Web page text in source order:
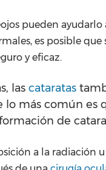
pueden ayudarlo
es posible
y eficaz.
las cataratas
lo más común
de
a la